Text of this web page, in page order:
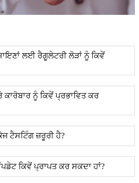
ਲਈ ਰੈਗੂਲੇਟਰੀ ਲੋੜਾਂ ਨੂੰ ਕਿਵੇਂ
ਨੂੰ ਕਿਵੇਂ ਪ੍ਰਭਾਵਿਤ ਕਰ
ਟੈਸਟਿੰਗ ਜ਼ਰੂਰੀ ਹੈ?
ਕਿਵੇਂ ਪ੍ਰਾਪਤ ਕਰ ਸਕਦਾ ਹਾਂ?